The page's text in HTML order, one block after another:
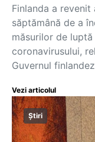
Finlanda a
săptămână de a
măsurilor de
coronavirusului,
Guvernul
Vezi articolul
Știri